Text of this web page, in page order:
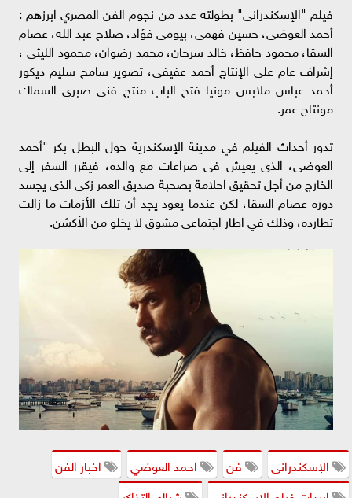
فيلم "الإسكندرانى" بطولته عدد من نجوم الفن المصري ابرزهم :
أحمد العوضى، حسين فهمى، بيومى فؤاد، صلاح عبد الله، عصام
السقا، محمود حافظ، خالد سرحان، محمد رضوان، محمود الليثى ،
إشراف عام على الإنتاج أحمد عفيفى، تصوير سامح سليم ديكور
أحمد عباس ملابس مونيا فتح الباب منتج فنى صبرى السماك
مونتاج عمر.
تدور أحداث الفيلم في مدينة الإسكندرية حول البطل بكر "أحمد
العوضى، الذى يعيش فى صراعات مع والده، فيقرر السفر إلى
الخارج من أجل تحقيق احلامة بصحبة صديق العمر زكى الذى يجسد
دوره عصام السقا، لكن عندما يعود يجد أن تلك الأزمات ما زالت
تطارده، وذلك في اطار اجتماعى مشوق لا يخلو من الأكشن.
الإسكندرانى فن احمد العوضي
اخبار الفن